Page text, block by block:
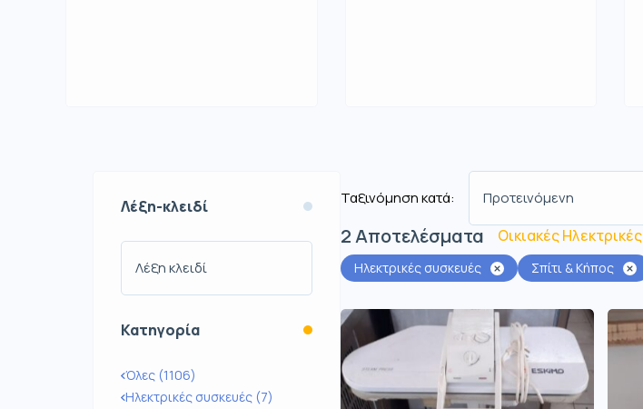
Λέξη-κλειδί
Κατηγορία
Όλες (1106)
Ηλεκτρικές συσκευές (7)
2Αποτελέσματα Οικιακές Ηλεκτρικές
Ταξινόμηση κατά: Προτεινόμενη
Ηλεκτρικές συσκευές Σπίτι & Κήπος